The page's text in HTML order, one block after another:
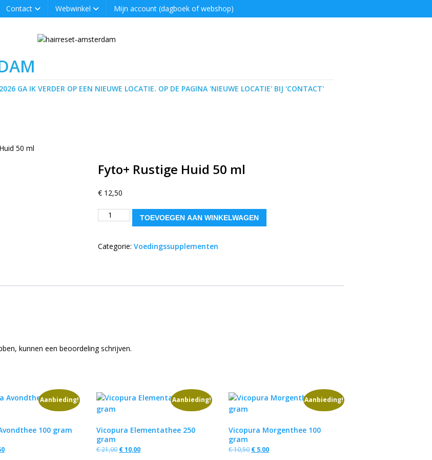
Contact Webwinkel Mijn account (dagboek of webshop)
GA IK VERDER OP EEN NIEUWE LOCATIE. OP DE PAGINA 'NIEUWE LOCATIE' BIJ 'CONTACT'
50 ml
Fyto+ Rustige Huid 50 ml
€12,50
TOEVOEGEN AAN WINKELWAGEN
Categorie: Voedingssupplementen
kunnen een beoordeling schrijven.
Aanbieding!
100 gram
Aanbieding!
Vicopura Elementathee 250
gram
€21,00 €10,00
Aanbieding!
Vicopura Morgenthee 100
gram
€10,50 € 5,00